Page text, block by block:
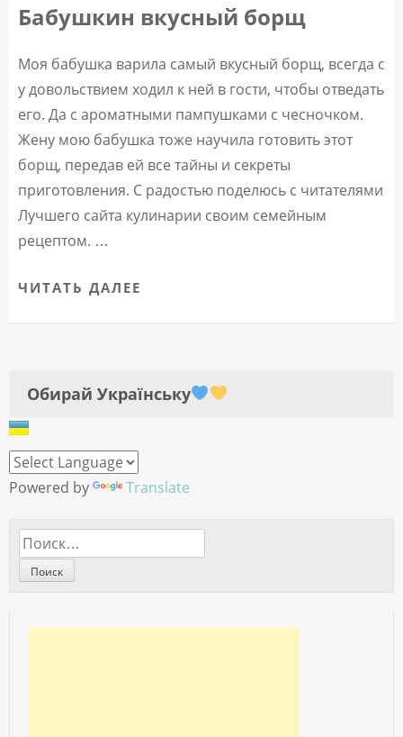
Бабушкин вкусный борщ
Моя бабушка варила самый вкусный борщ, всегда с
у довольствием ходил к ней в гости, чтобы отведать
его. Да с ароматными пампушками с чесночком.
Жену мою бабушка тоже научила готовить этот
борщ, передав ей все тайны и секреты
приготовления. С радостью поделюсь с читателями
Лучшего сайта кулинарии своим семейным
рецептом. …
ЧИТАТЬ ДАЛЕЕ
Обирай Українську
Powered by Translate
Найти: